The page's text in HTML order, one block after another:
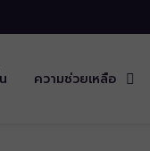
ความช่วยเหลือ